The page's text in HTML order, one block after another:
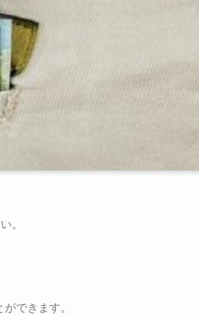
。
できます。